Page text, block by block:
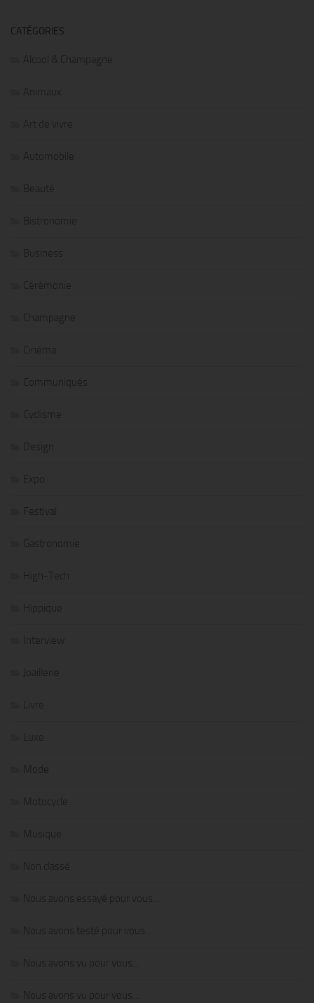
CATÉGORIES
Alcool & Champagne
Animaux
Art de vivre
Automobile
Beauté
Bistronomie
Business
Cérémonie
Champagne
Cinéma
Communiqués
Cyclisme
Design
Expo
Festival
Gastronomie
High-Tech
Hippique
Interview
Joaillerie
Livre
Luxe
Mode
Motocycle
Musique
Non classé
Nous avons essayé pour vous…
Nous avons testé pour vous…
Nous avons vu pour vous…
Nous avons vu pour vous…